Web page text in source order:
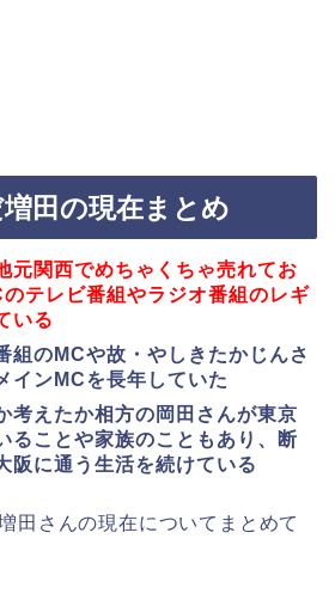
田の現在まとめ
元関西でめちゃくちゃ売れてお
のテレビ番組やラジオ番組のレギ
いる
組のMCや故・やしきたかじんさ
インMCを長年していた
考えたか相方の岡田さんが東京
ることや家族のこともあり、断
阪に通う生活を続けている
田さんの現在についてまとめて